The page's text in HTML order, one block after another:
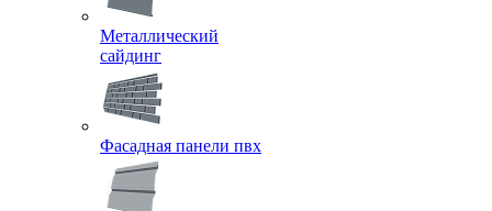
Металлический
сайдинг
Фасадная панели пвх